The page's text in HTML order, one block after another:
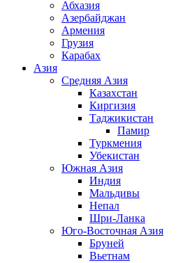
Абхазия
Азербайджан
Армения
Грузия
Карабах
Азия
Средняя Азия
Казахстан
Киргизия
Таджикистан
Памир
Туркмения
Убекистан
Южная Азия
Индия
Мальдивы
Непал
Шри-Ланка
Юго-Восточная Азия
Бруней
Вьетнам